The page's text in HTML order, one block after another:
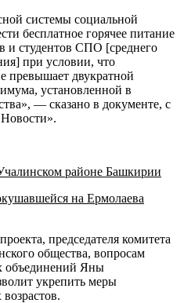
системы социальной
бесплатное горячее питание
и студентов СПО [среднего
при условии, что
превышает двукратной
установленной в
— сказано в документе, с
районе Башкирии
на Ермолаева
председателя комитета
общества, вопросам
объединений Яны
укрепить меры